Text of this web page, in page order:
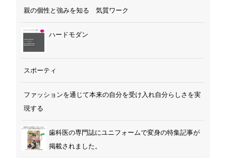
親の個性と強みを知る 気質ワーク
ハードモダン
スポーティ
ファッションを通じて本来の自分を受け入れ自分らしさを実
現する
歯科医の専門誌にユニフォームで変身の特集記事が
掲載されました。